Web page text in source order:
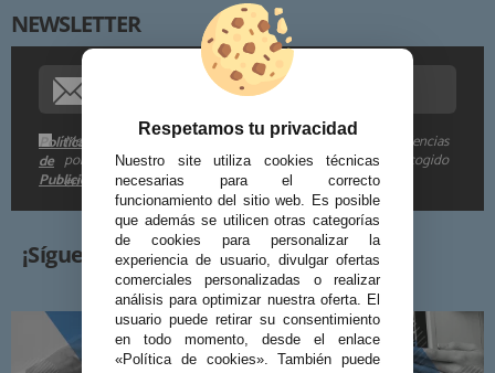
NEWSLETTER
Me gustaría recibir descuentos exclusivos, novedades y tendencias
por e-mail. Puedo darme de baja cuando quiera según lo recogido
en la
Política
de
Publicidad
Procedencia de los datos:
Información adicional:
¡Síguenos!
Respetamos tu privacidad
Nuestro site utiliza cookies técnicas
necesarias para el correcto
funcionamiento del sitio web. Es posible
que además se utilicen otras categorías
de cookies para personalizar la
experiencia de usuario, divulgar ofertas
comerciales personalizadas o realizar
análisis para optimizar nuestra oferta. El
usuario puede retirar su consentimiento
en todo momento, desde el enlace
«Política de cookies». También puede